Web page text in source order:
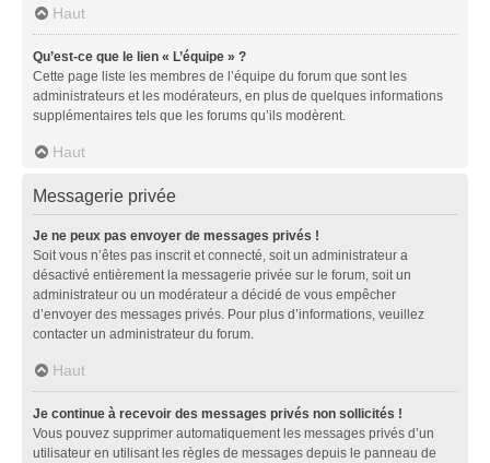
Haut
Qu’est-ce que le lien « L’équipe » ?
Cette page liste les membres de l’équipe du forum que sont les
administrateurs et les modérateurs, en plus de quelques informations
supplémentaires tels que les forums qu’ils modèrent.
Haut
Messagerie privée
Je ne peux pas envoyer de messages privés !
Soit vous n’êtes pas inscrit et connecté, soit un administrateur a
désactivé entièrement la messagerie privée sur le forum, soit un
administrateur ou un modérateur a décidé de vous empêcher
d’envoyer des messages privés. Pour plus d’informations, veuillez
contacter un administrateur du forum.
Haut
Je continue à recevoir des messages privés non sollicités !
Vous pouvez supprimer automatiquement les messages privés d’un
utilisateur en utilisant les règles de messages depuis le panneau de